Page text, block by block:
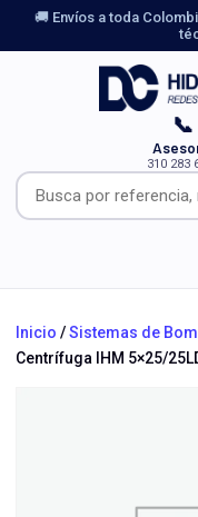
🚚 Envíos a toda
📞
310 283
Inicio /Sistemas de
Centrífuga IHM 5×25/